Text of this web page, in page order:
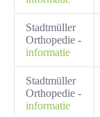
Stadtmüller
Orthopedie -
informatie
Stadtmüller
Orthopedie -
informatie